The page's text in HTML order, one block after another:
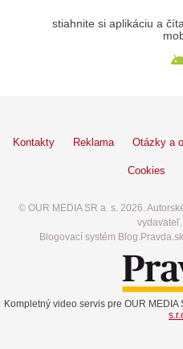
stiahnite si aplikáciu a
Kontakty Reklama Otázky a
Cookies
© OUR MEDIA SR a. s. 2026.
vydavateľ,
Blogovací systém
Kompletný video servis pre OUR MEDIA